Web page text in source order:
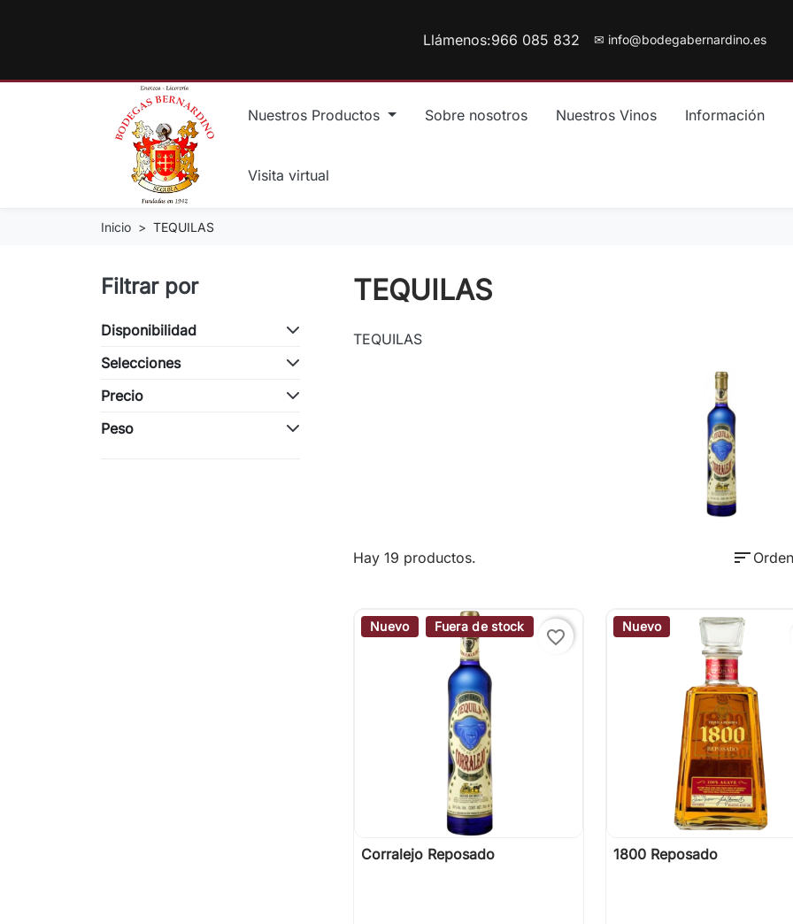
Llámenos:966 085 832 ✉ info@bodegabernardino.es
Nuestros Productos Sobre nosotros Nuestros Vinos Información
Visita virtual
Inicio TEQUILAS
Filtrar por
Disponibilidad
Selecciones
Precio
Peso
TEQUILAS
TEQUILAS
Hay 19 productos. sort
Nuevo Fuera de stock
favorite_border
 Vista rápida
Corralejo Reposado
Nuevo
 Vista rápida
1800 Reposado